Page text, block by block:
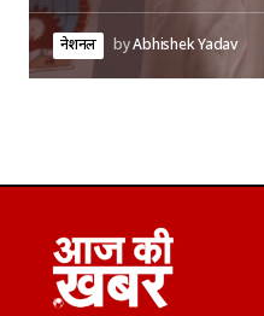
नेशनल byAbhishek Yadav